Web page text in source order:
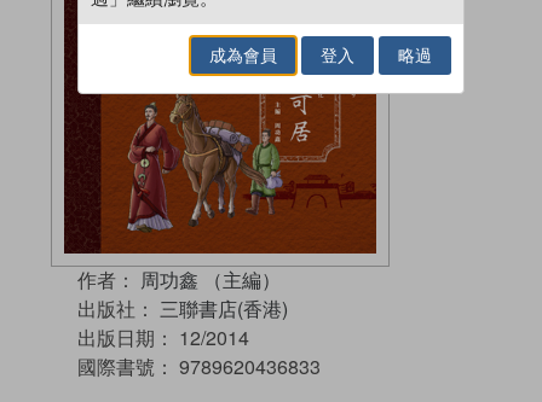
作者： 周功鑫 （主編）
出版社： 三聯書店(香港)
出版日期： 12/2014
國際書號： 9789620436833
成為會員 登入 略過